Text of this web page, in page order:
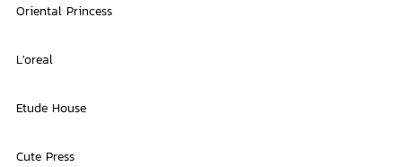
Oriental Princess
L'oreal
Etude House
Cute Press